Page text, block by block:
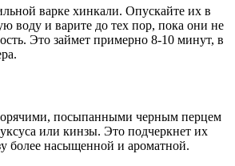
варке хинкали. Опускайте их в
воду и варите до тех пор, пока они не
Это займет примерно 8-10 минут, в
посыпанными черным перцем
или кинзы. Это подчеркнет их
более насыщенной и ароматной.